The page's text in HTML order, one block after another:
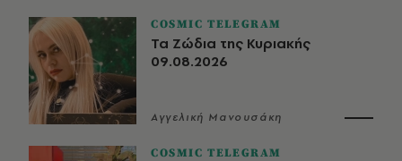
COSMIC TELEGRAM
Τα Ζώδια της Κυριακής
09.08.2026
Αγγελική Μανουσάκη
COSMIC TELEGRAM